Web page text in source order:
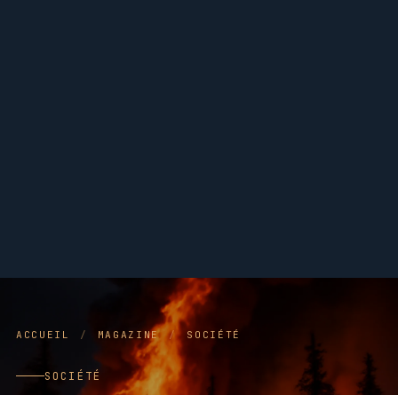
ACCUEIL / MAGAZINE / SOCIÉTÉ
SOCIÉTÉ